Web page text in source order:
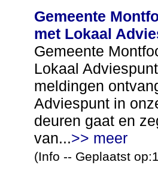
Gemeente
met Lokaal
Gemeente
Lokaal
meldingen
Adviespunt in
deuren gaat en
van...>> meer
(Info -- Geplaatst